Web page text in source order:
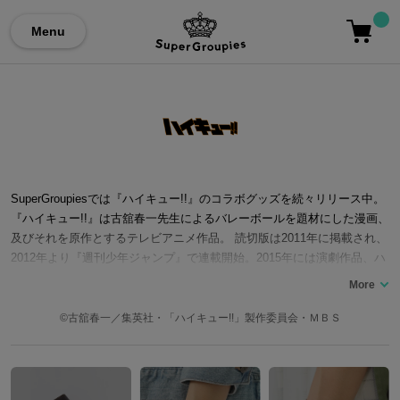
Menu
SuperGroupiesでは『ハイキュー!!』のコラボグッズを続々リリース中。
『ハイキュー!!』は古舘春一先生によるバレーボールを題材にした漫画、
及びそれを原作とするテレビアニメ作品。 読切版は2011年に掲載され、
2012年より『週刊少年ジャンプ』で連載開始。2015年には演劇作品、ハ
イパープロジェクション演劇「ハイキュー!!」も始動。 主人公の「日向
身校「烏野高校」に入学。そこで彼は「コート上の王様」と呼ばれてい
琢磨し、かつて強豪だった「烏野高校排球部」をまた全国大会に進出、
活躍できるよう奮闘する物語です。 ここでは『ハイキュー!!』のキャラ
©古舘春一／集英社・「ハイキュー!!」製作委員会・ＭＢＳ